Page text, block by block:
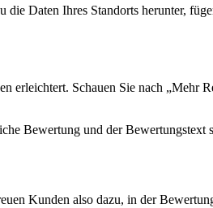
Daten Ihres Standorts herunter,
Schauen Sie nach „Mehr
Bewertung und der
Kunden also dazu, in der